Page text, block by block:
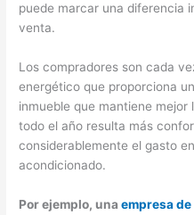
puede marcar una diferencia
venta.
Los compradores son cada
energético que proporciona
inmueble que mantiene
todo el año resulta más
considerablemente el gasto
acondicionado.
Por ejemplo, unaempresa